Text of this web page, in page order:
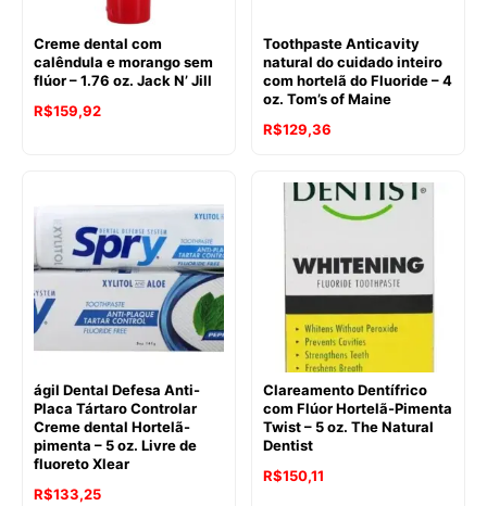
Creme dental com
calêndula e morango sem
flúor – 1.76 oz. Jack N’ Jill
O
R$172,20.
R$159,92O
Toothpaste Anticavity
natural do cuidado inteiro
com hortelã do Fluoride – 4
oz. Tom’s of Maine
O
original
R$129,36
atual
é:
ágil Dental Defesa Anti-
Placa Tártaro Controlar
Creme dental Hortelã-
pimenta – 5 oz. Livre de
fluoreto Xlear
R$133,25
Clareamento Dentífrico
com Flúor Hortelã-Pimenta
Twist – 5 oz. The Natural
Dentist
R$150,11